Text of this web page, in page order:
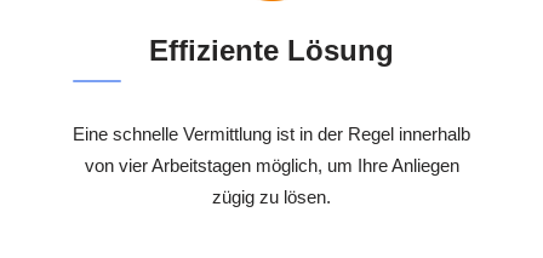
Effiziente Lösung
Eine schnelle Vermittlung ist in der Regel innerhalb
von vier Arbeitstagen möglich, um Ihre Anliegen
zügig zu lösen.